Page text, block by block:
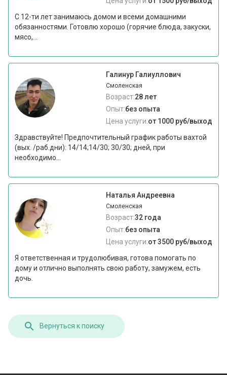
С 12-ти лет занимаюсь домом и всеми домашними
обязанностями. Готовлю хорошо (горячие блюда, закуски,
мясо,...
Галинур Галиуллович
Смоленская
Возраст:28 лет
Опыт:без опыта
Цена услуги:от 1000 руб/выход
Здравствуйте! Предпочтительный график работы вахтой
(вых. /раб.дни): 14/14;14/30; 30/30; дней, при
необходимо...
Наталья Андреевна
Смоленская
Возраст:32 года
Опыт:без опыта
Цена услуги:от 3500 руб/выход
Я ответственная и трудолюбивая, готова помогать по
дому и отлично выполнять свою работу, замужем, есть
дочь.
Вернуться к поиску